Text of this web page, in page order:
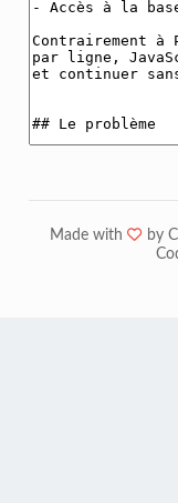
Made with ❤ by